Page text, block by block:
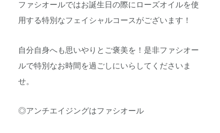
ファシオールではお誕生日の際にローズオイルを使
用する特別なフェイシャルコースがございます！
自分自身へも思いやりとご褒美を！是非ファシオー
ルで特別なお時間を過ごしにいらしてくださいま
せ。
◎アンチエイジングはファシオール